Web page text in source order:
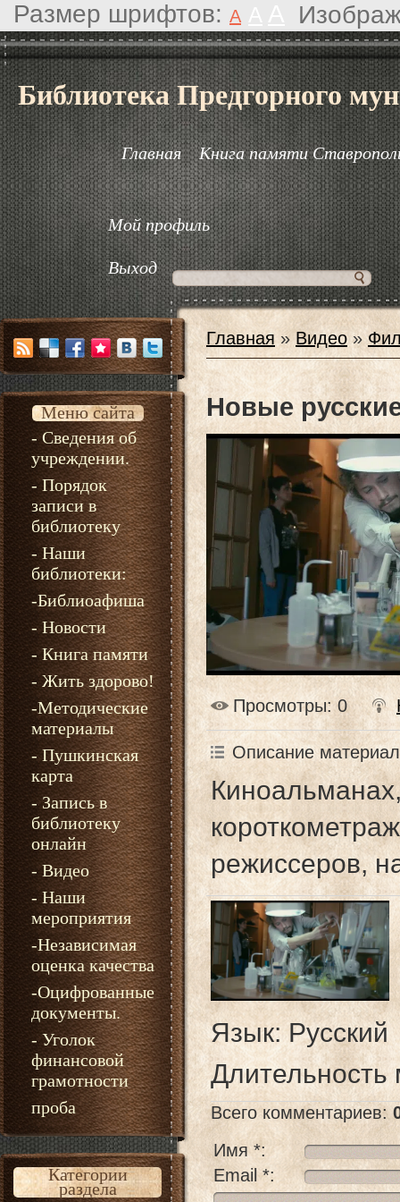
Размер шрифтов: A
Библиотека Предгорного
Главная Книга памяти
Мой профиль
Выход
Меню сайта
- Сведения об
учреждении.
- Порядок
записи в
библиотеку
- Наши
библиотеки:
-Библиоафиша
- Новости
- Книга памяти
- Жить здорово!
-Методические
материалы
- Пушкинская
карта
- Запись в
библиотеку
онлайн
- Видео
- Наши
мероприятия
-Независимая
оценка качества
-Оцифрованные
документы.
- Уголок
финансовой
грамотности
проба
Категории
раздела
Главная »Видео »
Новые
Просмотры: 0
Описание
режиссеров,
Язык: Русский
Длительность
Всего комментариев:
Имя *:
Email *: